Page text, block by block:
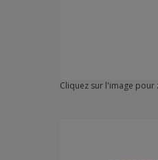
Cliquez sur l'image pour